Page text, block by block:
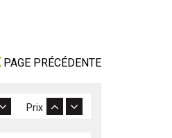
PAGE PRÉCÉDENTE
Prix